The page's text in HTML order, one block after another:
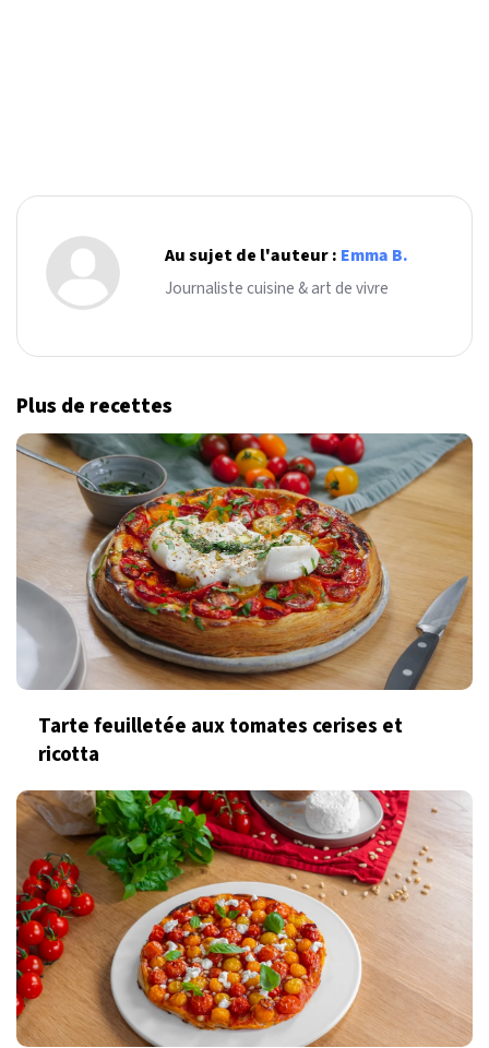
Au sujet de l'auteur : Emma B.
Journaliste cuisine & art de vivre
Plus de recettes
Tarte feuilletée aux tomates cerises et
ricotta